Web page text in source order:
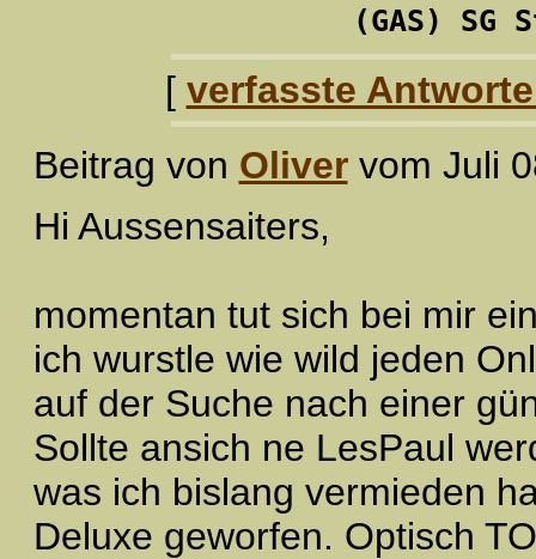
(GAS)
[ verfasste
Beitrag von Olivervom Juli
Hi Aussensaiters,
momentan tut sich bei mir
ich wurstle wie wild jeden
auf der Suche nach einer
Sollte ansich ne LesPaul
was ich bislang vermieden
Deluxe geworfen. Optisch